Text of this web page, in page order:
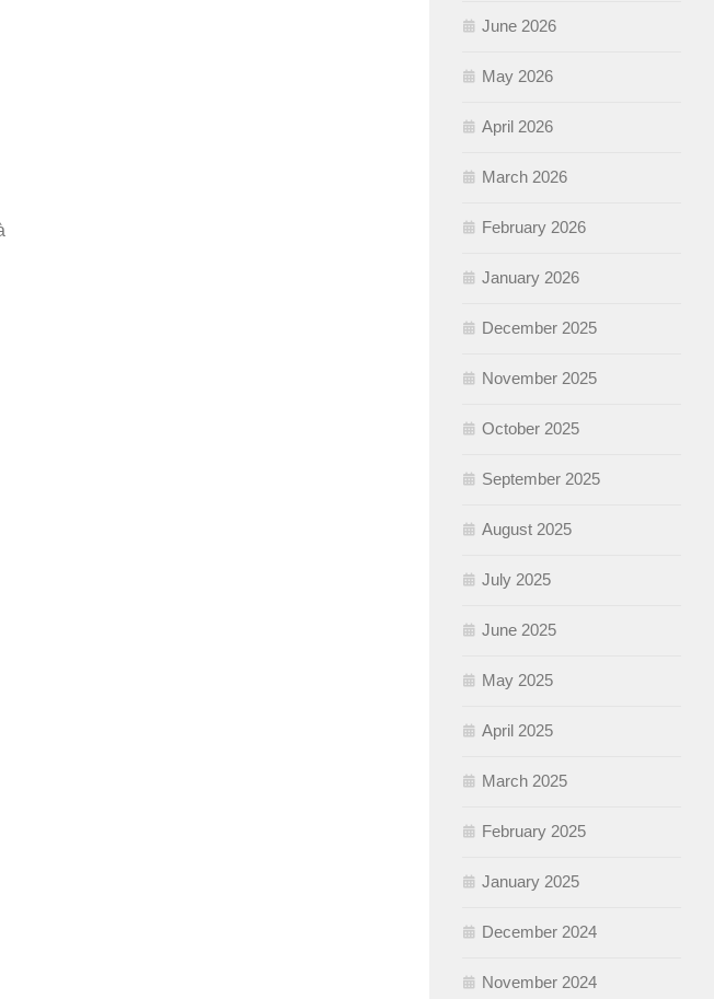
June 2026
May 2026
April 2026
March 2026
February 2026
January 2026
December 2025
November 2025
October 2025
September 2025
August 2025
July 2025
June 2025
May 2025
April 2025
March 2025
February 2025
January 2025
December 2024
November 2024